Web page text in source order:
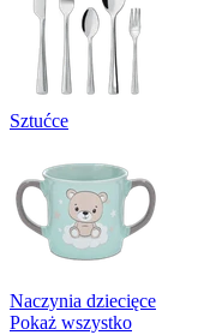
Sztućce
Naczynia dziecięce
Pokaż wszystko